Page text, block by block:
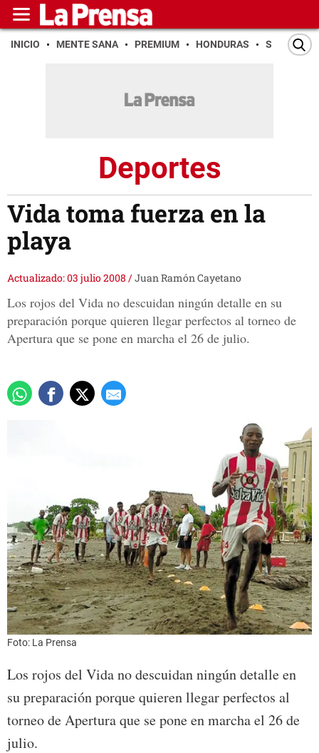
INICIO MENTE SANA PREMIUM HONDURAS SAN PEDRO
Deportes
Vida toma fuerza en la
playa
Actualizado: 03 julio 2008 /Juan Ramón Cayetano
Los rojos del Vida no descuidan ningún detalle en su
preparación porque quieren llegar perfectos al torneo de
Apertura que se pone en marcha el 26 de julio.
Foto: La Prensa
Los rojos del Vida no descuidan ningún detalle en
su preparación porque quieren llegar perfectos al
torneo de Apertura que se pone en marcha el 26 de
julio.